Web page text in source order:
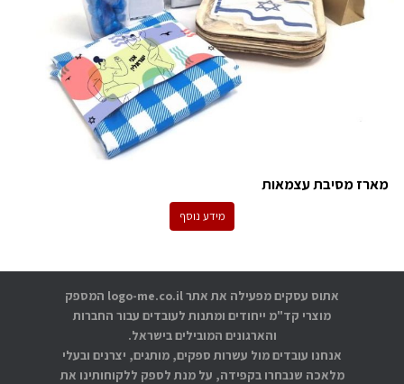
מארז מסיבת עצמאות
מידע נוסף
אתוס עסקים מפעילה את אתר logo-me.co.il המספק
מוצרי קד"מ ייחודים ומתנות לעובדים עבור החברות
והארגונים המובילים בישראל.
אנחנו עובדים מול עשרות ספקים, מותגים, יצרנים ובעלי
מלאכה שנבחרו בקפידה, על מנת לספק ללקוחותינו את